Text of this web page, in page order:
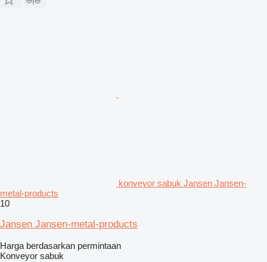
konveyor sabuk Jansen Jansen-
metal-products
10
Jansen Jansen-metal-products
Harga berdasarkan permintaan
Konveyor sabuk